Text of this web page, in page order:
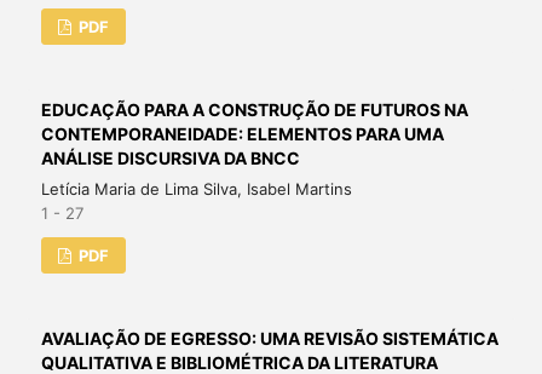
PDF
EDUCAÇÃO PARA A CONSTRUÇÃO DE FUTUROS NA
CONTEMPORANEIDADE: ELEMENTOS PARA UMA
ANÁLISE DISCURSIVA DA BNCC
Letícia Maria de Lima Silva, Isabel Martins
1 - 27
PDF
AVALIAÇÃO DE EGRESSO: UMA REVISÃO SISTEMÁTICA
QUALITATIVA E BIBLIOMÉTRICA DA LITERATURA